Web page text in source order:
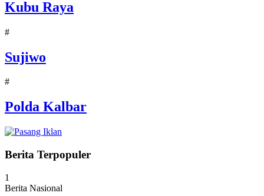
Kubu Raya
#
Sujiwo
#
Polda Kalbar
Berita Terpopuler
1
Berita Nasional